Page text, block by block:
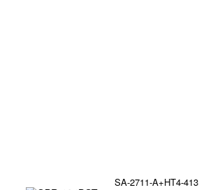
SA-2711-A+HT4-413